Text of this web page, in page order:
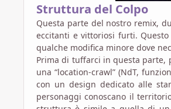
Struttura del Colpo
Questa parte del nostro remix,
eccitanti e vittoriosi furti.
qualche modifica minore dove
Prima di tuffarci in questa parte,
una “location-crawl” (NdT,
con un design dedicato alle
personaggi conoscano il